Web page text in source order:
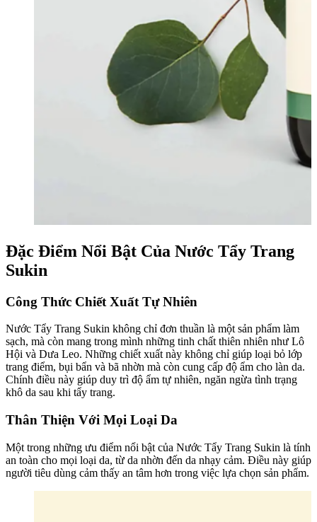
Đặc Điểm Nổi Bật Của Nước Tẩy Trang
Sukin
Công Thức Chiết Xuất Tự Nhiên
Nước Tẩy Trang Sukin không chỉ đơn thuần là một sản phẩm làm
sạch, mà còn mang trong mình những tinh chất thiên nhiên như Lô
Hội và Dưa Leo. Những chiết xuất này không chỉ giúp loại bỏ lớp
trang điểm, bụi bẩn và bã nhờn mà còn cung cấp độ ẩm cho làn da.
Chính điều này giúp duy trì độ ẩm tự nhiên, ngăn ngừa tình trạng
khô da sau khi tẩy trang.
Thân Thiện Với Mọi Loại Da
Một trong những ưu điểm nổi bật của Nước Tẩy Trang Sukin là tính
an toàn cho mọi loại da, từ da nhờn đến da nhạy cảm. Điều này giúp
người tiêu dùng cảm thấy an tâm hơn trong việc lựa chọn sản phẩm.